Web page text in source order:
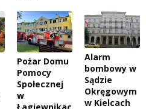
Pożar Domu
Pomocy
Społecznej
w
Alarm
bombowy w
Sądzie
Okręgowym
w Kielcach